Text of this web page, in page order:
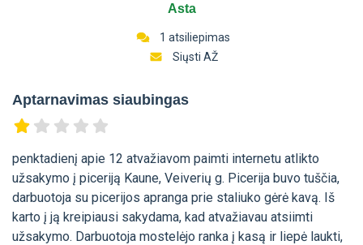
Asta
1 atsiliepimas
Siųsti AŽ
Aptarnavimas siaubingas
penktadienį apie 12 atvažiavom paimti internetu atlikto
užsakymo į piceriją Kaune, Veiverių g. Picerija buvo tuščia,
darbuotoja su picerijos apranga prie staliuko gėrė kavą. Iš
karto į ją kreipiausi sakydama, kad atvažiavau atsiimti
užsakymo. Darbuotoja mostelėjo ranka į kasą ir liepė laukti,